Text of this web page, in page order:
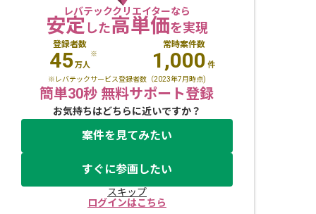
レバテッククリエイターなら
安定した高単価を実現
登録者数
45万人
※
常時案件数
1,000 件
※レバテックサービス登録者数（2023年7月時点)
簡単30秒 無料サポート登録
お気持ちはどちらに近いですか？
案件を見てみたい
すぐに参画したい
スキップ
ログインはこちら